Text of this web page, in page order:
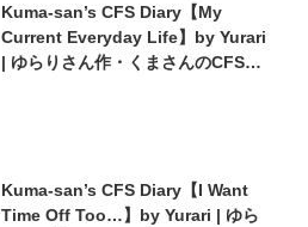
Kuma-san’s CFS Diary【My
Current Everyday Life】by Yurari
| ゆらりさん作・くまさんのCFSつ
Kuma-san’s CFS Diary【I Want
Time Off Too…】by Yurari | ゆら